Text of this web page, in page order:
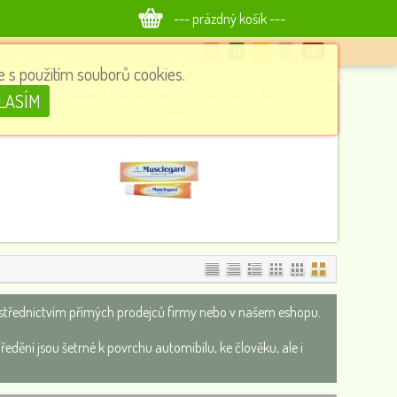
--- prázdný košík ---
BYLINNÁ ÁJURVÉDSKÁ MAST NA SVALY A KLOUBY, 25 g
přímých prodejců firmy nebo v našem eshopu.
jsou šetrné k povrchu automibilu, ke člověku, ale i
použitím souborů cookies.